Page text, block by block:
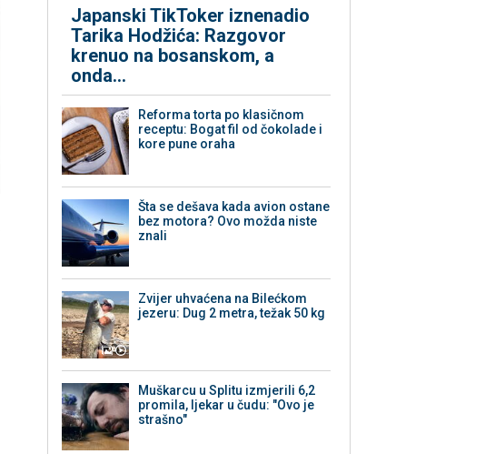
Japanski TikToker iznenadio
Tarika Hodžića: Razgovor
krenuo na bosanskom, a
onda...
Reforma torta po klasičnom
receptu: Bogat fil od čokolade i
kore pune oraha
Šta se dešava kada avion ostane
bez motora? Ovo možda niste
znali
Zvijer uhvaćena na Bilećkom
jezeru: Dug 2 metra, težak 50 kg
Muškarcu u Splitu izmjerili 6,2
promila, ljekar u čudu: "Ovo je
strašno"